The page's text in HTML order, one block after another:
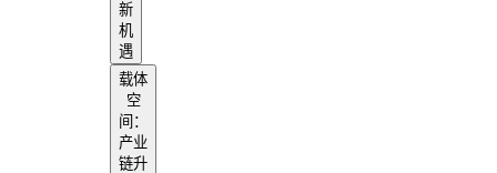
新
机
遇
载体
空
间：
产业
链升